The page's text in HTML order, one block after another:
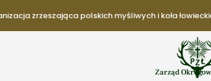
zrzeszająca polskich myśliwych i koła
Zarząd